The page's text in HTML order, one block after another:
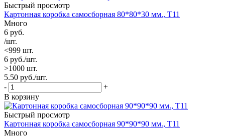
Быстрый просмотр
Картонная коробка самосборная 80*80*30 мм., Т11
Много
6 руб.
/шт.
<999 шт.
6 руб./шт.
>1000 шт.
5.50 руб./шт.
-
+
В корзину
Быстрый просмотр
Картонная коробка самосборная 90*90*90 мм., Т11
Много